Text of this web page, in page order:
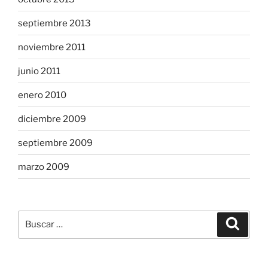
septiembre 2013
noviembre 2011
junio 2011
enero 2010
diciembre 2009
septiembre 2009
marzo 2009
por: